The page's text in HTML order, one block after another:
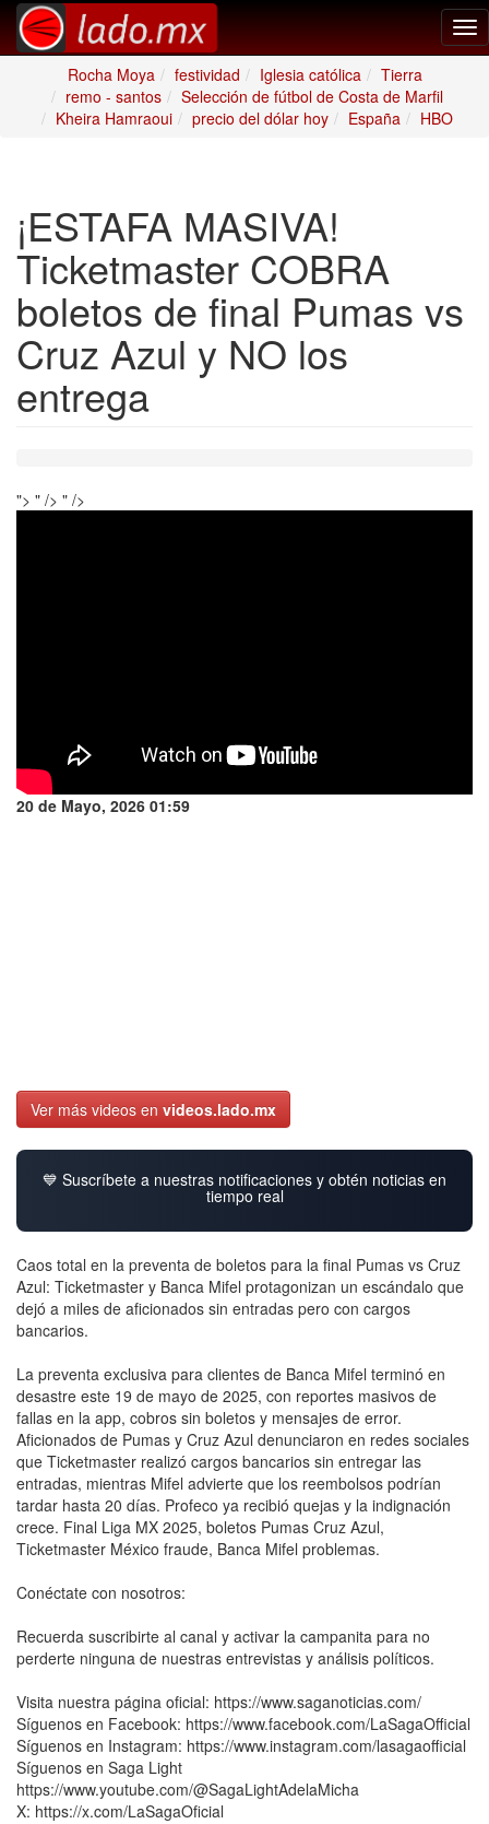
Rocha Moya
festividad Iglesia católica
Tierra
remo - santos
Selección de fútbol de Costa de Marfil
Kheira Hamraoui
precio del dólar hoy España HBO
¡ESTAFA MASIVA!
Ticketmaster COBRA
boletos de final Pumas vs
Cruz Azul y NO los
entrega
"> " /> " />
20 de Mayo, 2026 01:59
Ver más videos en videos.lado.mx
💙 Suscríbete a nuestras notificaciones y obtén noticias en
tiempo real
Caos total en la preventa de boletos para la final Pumas vs Cruz
Azul: Ticketmaster y Banca Mifel protagonizan un escándalo que
dejó a miles de aficionados sin entradas pero con cargos
bancarios.
La preventa exclusiva para clientes de Banca Mifel terminó en
desastre este 19 de mayo de 2025, con reportes masivos de
fallas en la app, cobros sin boletos y mensajes de error.
Aficionados de Pumas y Cruz Azul denunciaron en redes sociales
que Ticketmaster realizó cargos bancarios sin entregar las
entradas, mientras Mifel advierte que los reembolsos podrían
tardar hasta 20 días. Profeco ya recibió quejas y la indignación
crece. Final Liga MX 2025, boletos Pumas Cruz Azul,
Ticketmaster México fraude, Banca Mifel problemas.
Conéctate con nosotros:
Recuerda suscribirte al canal y activar la campanita para no
perderte ninguna de nuestras entrevistas y análisis políticos.
Visita nuestra página oficial: https://www.saganoticias.com/
Síguenos en Facebook: https://www.facebook.com/LaSagaOfficial
Síguenos en Instagram: https://www.instagram.com/lasagaofficial
Síguenos en Saga Light
https://www.youtube.com/@SagaLightAdelaMicha
X: https://x.com/LaSagaOficial